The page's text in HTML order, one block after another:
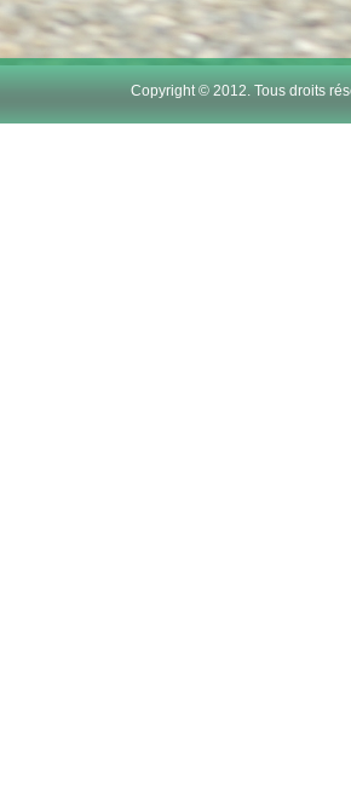
Copyright © 2012. Tous droits